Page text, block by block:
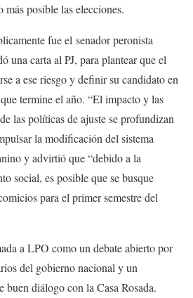
posible las elecciones.
fue el senador peronista
una carta al PJ, para plantear que el
a ese riesgo y definir su candidato en
termine el año. “El impacto y las
las políticas de ajuste se profundizan
la modificación del sistema
y advirtió que “debido a la
social, es posible que se busque
para el primer semestre del
a LPO como un debate abierto por
del gobierno nacional y un
buen diálogo con la Casa Rosada.